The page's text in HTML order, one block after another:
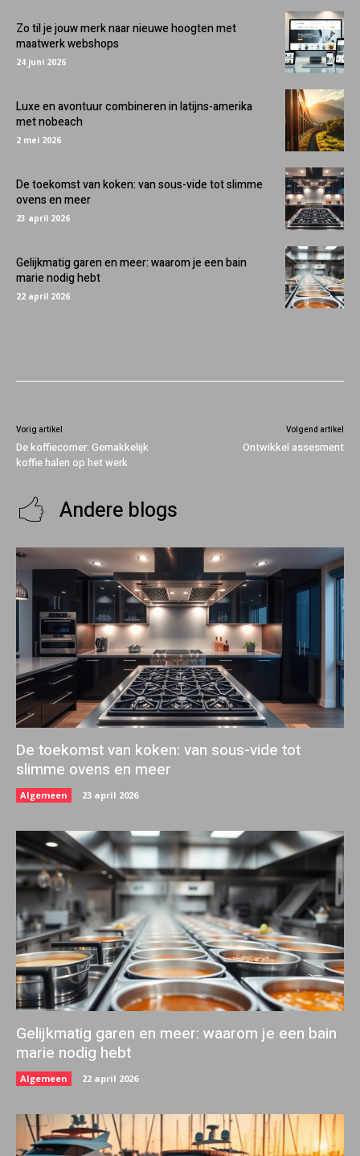
Zo til je jouw merk naar nieuwe hoogten met
maatwerk webshops
24 juni 2026
Luxe en avontuur combineren in latijns-amerika
met nobeach
2 mei 2026
De toekomst van koken: van sous-vide tot slimme
ovens en meer
23 april 2026
Gelijkmatig garen en meer: waarom je een bain
marie nodig hebt
22 april 2026
Vorig artikel
De koffiecorner: Gemakkelijk
koffie halen op het werk
Volgend artikel
Ontwikkel assesment
Andere blogs
De toekomst van koken: van sous-vide tot
slimme ovens en meer
Algemeen 23 april 2026
Gelijkmatig garen en meer: waarom je een bain
marie nodig hebt
Algemeen 22 april 2026